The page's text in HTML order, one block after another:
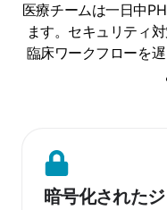
医療チームは一日中
ます。セキュリティ
臨床ワークフローを
暗号化された
暗
号
化